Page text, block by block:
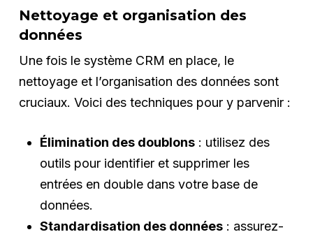
Nettoyage et organisation des
données
Une fois le système CRM en place, le
nettoyage et l’organisation des données sont
cruciaux. Voici des techniques pour y parvenir :
Élimination des doublons: utilisez des
outils pour identifier et supprimer les
entrées en double dans votre base de
données.
Standardisation des données: assurez-